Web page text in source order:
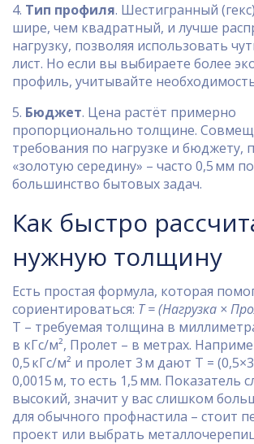
4. Тип профиля. Шестигранный
шире, чем квадратный, и лучше
нагрузку, позволяя использовать
лист. Но если вы выбираете более
профиль, учитывайте
5. Бюджет. Цена растёт примерно
пропорционально толщине.
требования по нагрузке и бюджету,
«золотую середину» – часто 0,5 мм
большинство бытовых задач.
Как быстро
нужную толщину
Есть простая формула, которая
сориентироваться: Т = (Нагрузка ×
Т – требуемая толщина в
в кГс/м², Пролет – в метрах.
0,5 кГс/м² и пролет 3 м дают Т =
0,0015 м, то есть 1,5 мм. Показатель
высокий, значит у вас слишком
для обычного профнастила – стоит
проект или выбрать